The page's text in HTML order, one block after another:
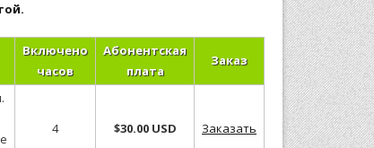
Включено
часов
Абонентская
плата
Заказ
4 $30.00 USD Заказать